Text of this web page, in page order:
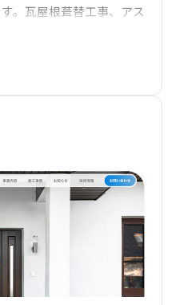
。瓦屋根葺替工事、アス
金工事、破損瓦の部分修
金穴あき雨漏り修繕工
なサービスを提供。お客
に最適なサービスをご提